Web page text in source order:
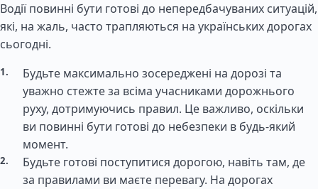
Водії повинні бути готові до непередбачуваних ситуацій,
які, на жаль, часто трапляються на українських дорогах
сьогодні.
Будьте максимально зосереджені на дорозі та
уважно стежте за всіма учасниками дорожнього
руху, дотримуючись правил. Це важливо, оскільки
ви повинні бути готові до небезпеки в будь-який
момент.
Будьте готові поступитися дорогою, навіть там, де
за правилами ви маєте перевагу. На дорогах